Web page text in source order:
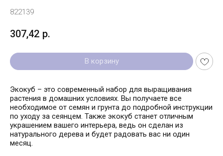
822139
307,42 р.
В корзину
Экокуб – это современный набор для выращивания
растения в домашних условиях. Вы получаете все
необходимое от семян и грунта до подробной инструкции
по уходу за сеянцем. Также экокуб станет отличным
украшением вашего интерьера, ведь он сделан из
натурального дерева и будет радовать вас ни один
месяц.